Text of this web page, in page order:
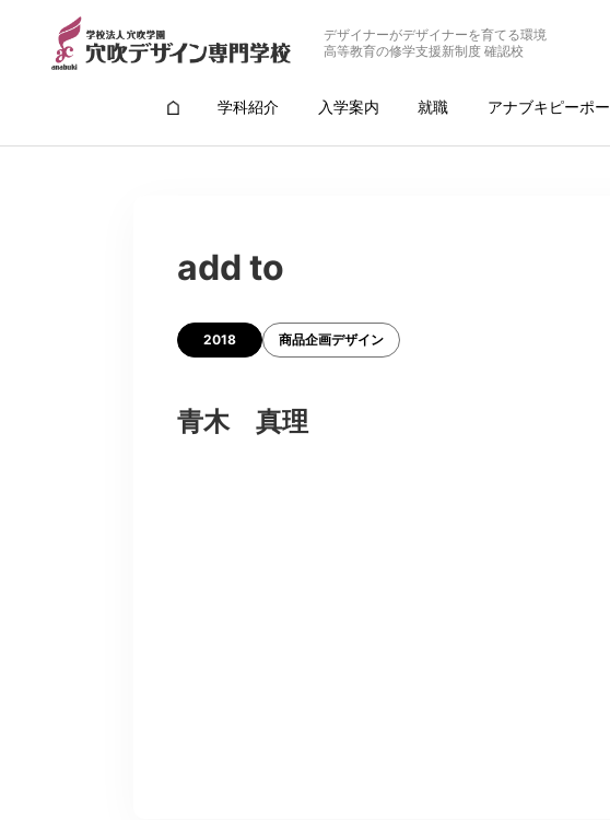
デザイナーがデザイナーを育てる環境
高等教育の修学支援新制度 確認校
学科紹介 入学案内 就職 アナブキピーポー
add to
2018 商品企画デザイン
青木 真理